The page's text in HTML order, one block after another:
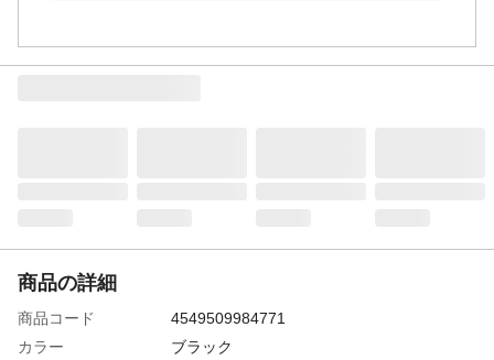
商品の詳細
商品コード
4549509984771
カラー
ブラック